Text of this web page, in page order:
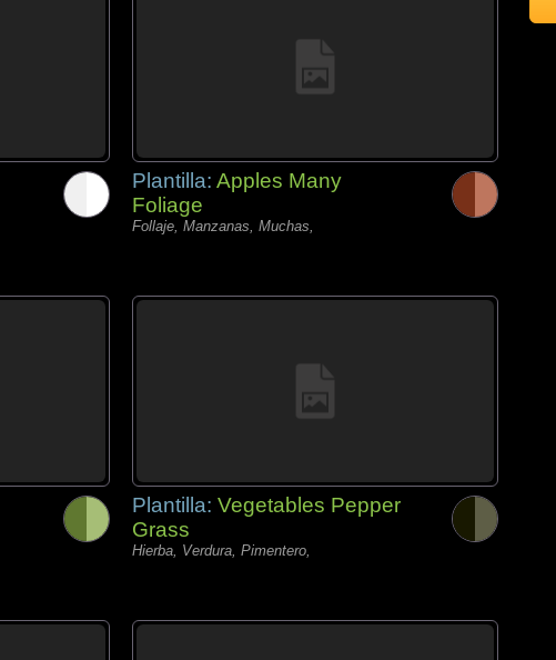
Plantilla: Apples Many
Foliage
Follaje, Manzanas, Muchas,
Plantilla: Vegetables Pepper
Grass
Hierba, Verdura, Pimentero,